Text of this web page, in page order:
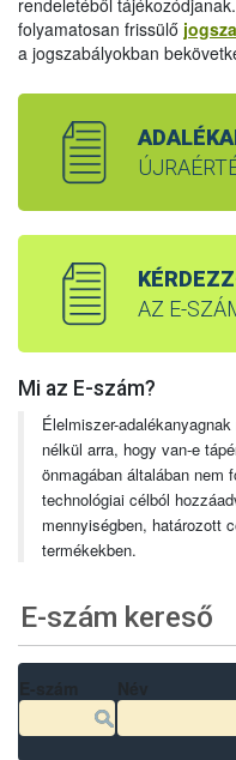
folyamatosan frissülő
a jogszabályokban
AZ E-
Mi az E-szám?
Élelmiszer-
nélkül arra, hogy van-e
önmagában általában nem
technológiai célból
mennyiségben, határozott
termékekben.
E-szám kereső